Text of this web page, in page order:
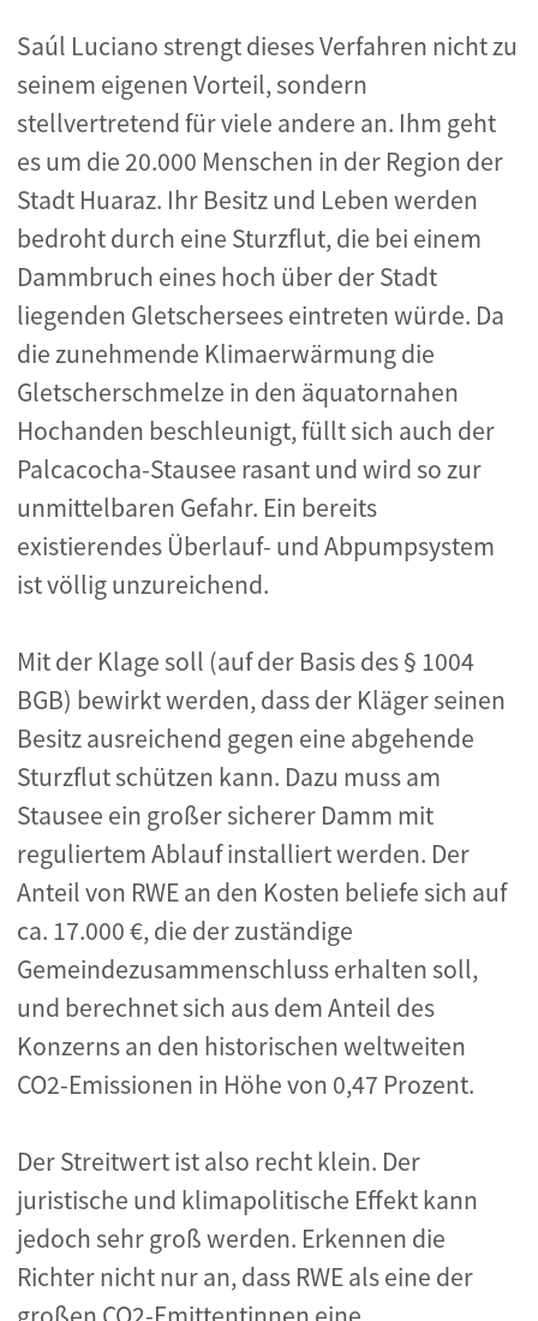
Saúl Luciano strengt dieses Verfahren nicht zu
seinem eigenen Vorteil, sondern
stellvertretend für viele andere an. Ihm geht
es um die 20.000 Menschen in der Region der
Stadt Huaraz. Ihr Besitz und Leben werden
bedroht durch eine Sturzflut, die bei einem
Dammbruch eines hoch über der Stadt
liegenden Gletschersees eintreten würde. Da
die zunehmende Klimaerwärmung die
Gletscherschmelze in den äquatornahen
Hochanden beschleunigt, füllt sich auch der
Palcacocha-Stausee rasant und wird so zur
unmittelbaren Gefahr. Ein bereits
existierendes Überlauf- und Abpumpsystem
ist völlig unzureichend.
Mit der Klage soll (auf der Basis des § 1004
BGB) bewirkt werden, dass der Kläger seinen
Besitz ausreichend gegen eine abgehende
Sturzflut schützen kann. Dazu muss am
Stausee ein großer sicherer Damm mit
reguliertem Ablauf installiert werden. Der
Anteil von RWE an den Kosten beliefe sich auf
ca. 17.000 €, die der zuständige
Gemeindezusammenschluss erhalten soll,
und berechnet sich aus dem Anteil des
Konzerns an den historischen weltweiten
CO2-Emissionen in Höhe von 0,47 Prozent.
Der Streitwert ist also recht klein. Der
juristische und klimapolitische Effekt kann
jedoch sehr groß werden. Erkennen die
Richter nicht nur an, dass RWE als eine der